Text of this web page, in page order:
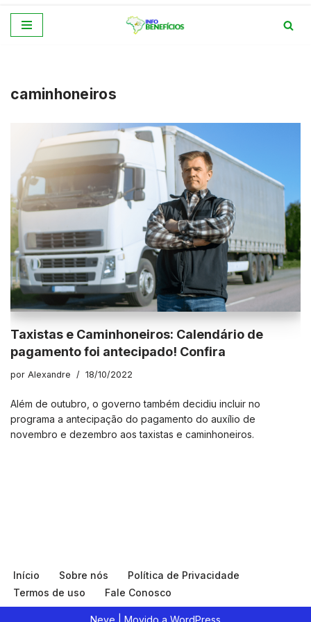
conteúdo
caminhoneiros
Taxistas e Caminhoneiros: Calendário de
pagamento foi antecipado! Confira
por Alexandre 18/10/2022
Além de outubro, o governo também decidiu incluir no
programa a antecipação do pagamento do auxílio de
novembro e dezembro aos taxistas e caminhoneiros.
Início Sobre nós
Política de Privacidade
Termos de uso
Fale Conosco
Neve | Movido a WordPress